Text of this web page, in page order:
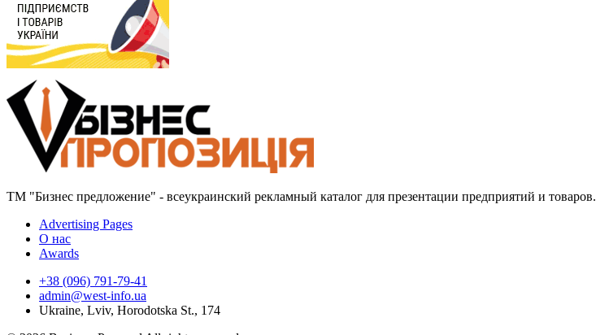
ТМ "Бизнес предложение" - всеукраинский рекламный каталог для презентации предприятий и товаров.
Advertising Pages
О нас
Awards
+38 (096) 791-79-41
admin@west-info.ua
Ukraine, Lviv, Horodotska St., 174